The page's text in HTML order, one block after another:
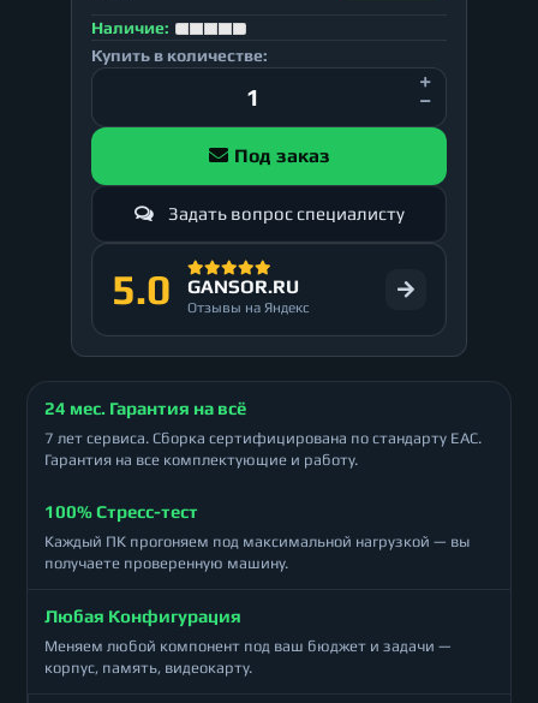
Наличие:
Купить в количестве:
Под заказ
Задать вопрос специалисту
5.0 GANSOR.RU
Отзывы на Яндекс
24 мес. Гарантия на всё
7 лет сервиса. Сборка сертифицирована по стандарту ЕАС.
Гарантия на все комплектующие и работу.
100% Стресс-тест
Каждый ПК прогоняем под максимальной нагрузкой — вы
получаете проверенную машину.
Любая Конфигурация
Меняем любой компонент под ваш бюджет и задачи —
корпус, память, видеокарту.